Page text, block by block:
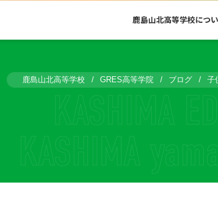
鹿島山北高等学校につ
鹿島山北高等学校 GRES高等学院 ブログ 子